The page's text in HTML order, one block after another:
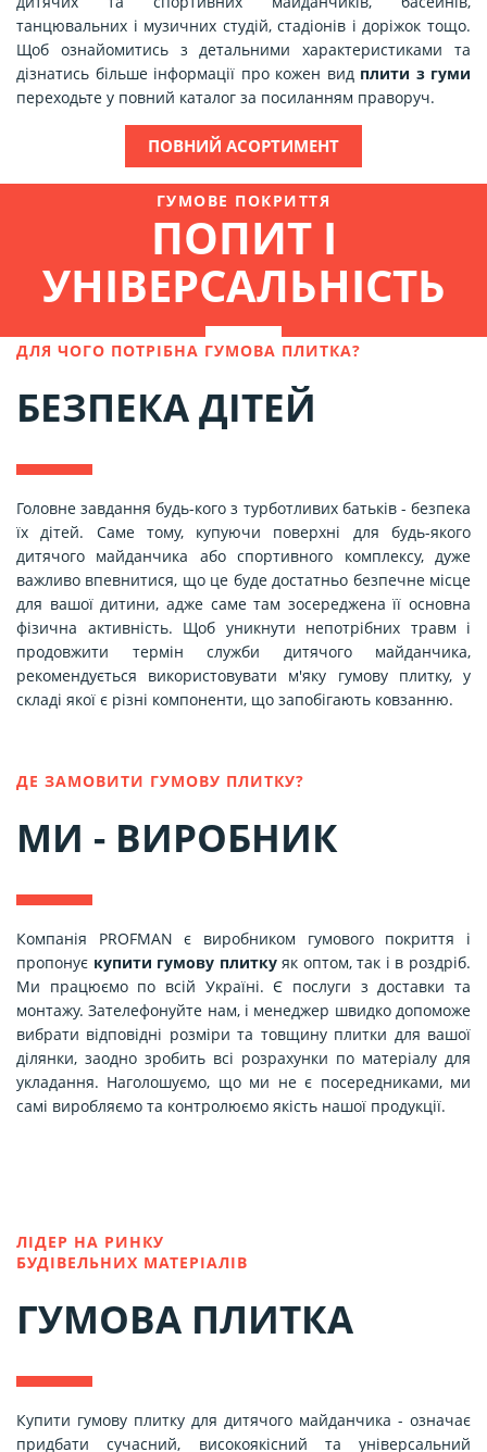
танцювальних і музичних студій, стадіонів і доріжок тощо.
Щоб ознайомитись з детальними характеристиками та
дізнатись більше інформації про кожен вид плити з гуми
переходьте у повний каталог за посиланням праворуч.
ПОВНИЙ АСОРТИМЕНТ
ГУМОВЕ ПОКРИТТЯ
ПОПИТ І
УНІВЕРСАЛЬНІСТЬ
ДЛЯ ЧОГО ПОТРІБНА ГУМОВА ПЛИТКА?
БЕЗПЕКА ДІТЕЙ
Головне завдання будь-кого з турботливих батьків - безпека
їх дітей. Саме тому, купуючи поверхні для будь-якого
дитячого майданчика або спортивного комплексу, дуже
важливо впевнитися, що це буде достатньо безпечне місце
для вашої дитини, адже саме там зосереджена її основна
фізична активність. Щоб уникнути непотрібних травм і
продовжити термін служби дитячого майданчика,
рекомендується використовувати м'яку гумову плитку, у
складі якої є різні компоненти, що запобігають ковзанню.
ДЕ ЗАМОВИТИ ГУМОВУ ПЛИТКУ?
МИ - ВИРОБНИК
Компанія PROFMAN є виробником гумового покриття і
пропонує купити гумову плиткуяк оптом, так і в роздріб.
Ми працюємо по всій Україні. Є послуги з доставки та
монтажу.Зателефонуйте нам, і менеджер швидко допоможе
вибрати відповідні розміри та товщину плитки для вашої
ділянки, заодно зробить всі розрахунки по матеріалу для
укладання. Наголошуємо, що ми не є посередниками, ми
самі виробляємо та контролюємо якість нашої продукції.
ЛІДЕР НА РИНКУ
БУДІВЕЛЬНИХ МАТЕРІАЛІВ
ГУМОВА ПЛИТКА
Купити гумову плитку для дитячого майданчика - означає
придбати сучасний, високоякісний та універсальний